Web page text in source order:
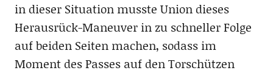
in dieser Situation musste Union dieses
Herausrück-Maneuver in zu schneller Folge
auf beiden Seiten machen, sodass im
Moment des Passes auf den Torschützen